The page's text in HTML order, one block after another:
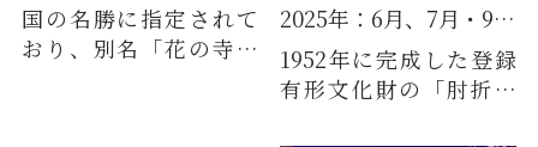
国の名勝に指定されて
おり、別名「花の寺」
2025年：6月、7月・9月・10月の第1・第3土曜日 19：00～20：30
1952年に完成した登録
有形文化財の「肘折ダ